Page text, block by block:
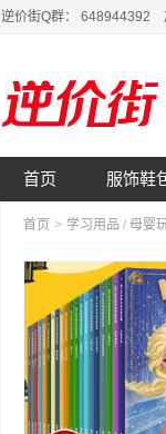
逆价街Q群： 648944392
首页 服饰鞋
首页 > 学习用品 / 母婴